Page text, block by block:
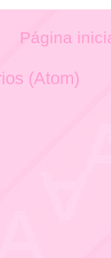
Página
(Atom)